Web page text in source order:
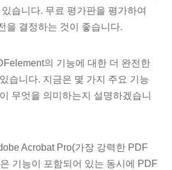
습니다. 무료 평가판을 평가하여
을 결정하는 것이 좋습니다.
의 기능에 대한 더 완전한
습니다. 지금은 몇 가지 주요 기능
무엇을 의미하는지 설명하겠습니
Acrobat Pro(가장 강력한 PDF
기능이 포함되어 있는 동시에 PDF